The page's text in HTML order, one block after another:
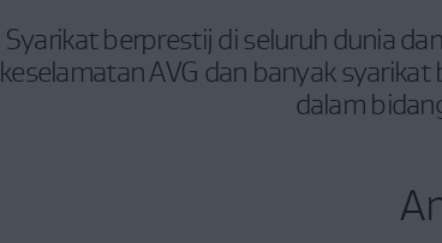
Syarikat berprestij di seluruh dunia
keselamatan AVG dan banyak
dalam